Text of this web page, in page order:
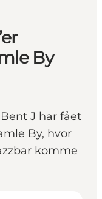
By
J har fået
By, hvor
komme